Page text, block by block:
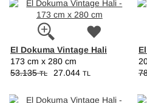
El Dokuma Vintage Hali
173 cm x 280 cm
53.135TL 27.044 TL